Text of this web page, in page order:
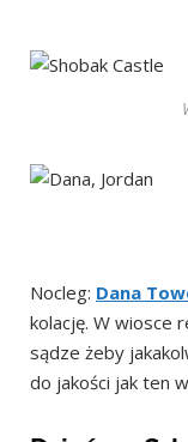
Nocleg: Dana
kolację. W wiosce
sądze żeby
do jakości jak ten